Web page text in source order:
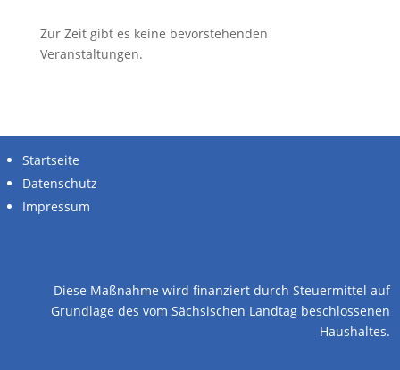
Zur Zeit gibt es keine bevorstehenden
Veranstaltungen.
Startseite
Datenschutz
Impressum
Diese Maßnahme wird finanziert durch Steuermittel auf
Grundlage des vom Sächsischen Landtag beschlossenen
Haushaltes.